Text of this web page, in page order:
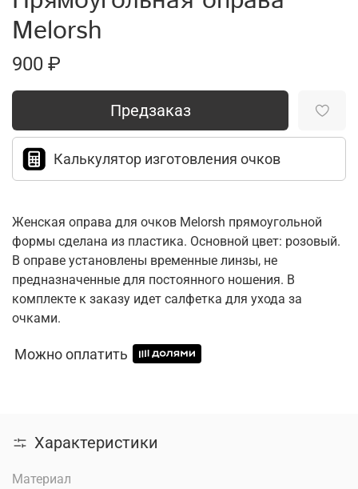
Melorsh
900 ₽
Предзаказ
Калькулятор изготовления очков
Женская оправа для очков Melorsh прямоугольной
формы сделана из пластика. Основной цвет: розовый.
В оправе установлены временные линзы, не
предназначенные для постоянного ношения. В
комплекте к заказу идет салфетка для ухода за
очками.
Можно оплатить
Характеристики
Материал